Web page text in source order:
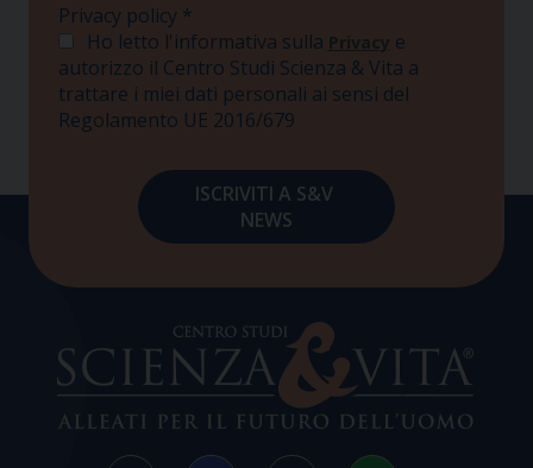
Privacy policy *
Ho letto l'informativa sulla Privacy e
autorizzo il Centro Studi Scienza & Vita a
trattare i miei dati personali ai sensi del
Regolamento UE 2016/679